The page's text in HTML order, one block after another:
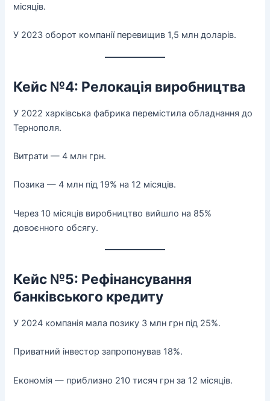
місяців.
У 2023 оборот компанії перевищив 1,5 млн доларів.
Кейс №4: Релокація виробництва
У 2022 харківська фабрика перемістила обладнання до
Тернополя.
Витрати — 4 млн грн.
Позика — 4 млн під 19% на 12 місяців.
Через 10 місяців виробництво вийшло на 85%
довоєнного обсягу.
Кейс №5: Рефінансування
банківського кредиту
У 2024 компанія мала позику 3 млн грн під 25%.
Приватний інвестор запропонував 18%.
Економія — приблизно 210 тисяч грн за 12 місяців.